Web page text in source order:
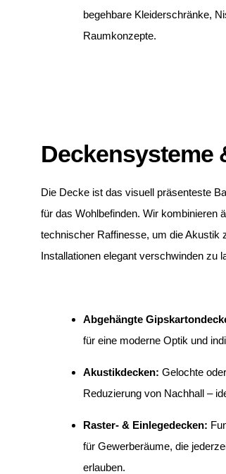
begehbare Kleiderschränke,
Raumkonzepte.
Deckensysteme
Die Decke ist das visuell präsenteste
für das Wohlbefinden. Wir kombinieren
technischer Raffinesse, um die Akustik
Installationen elegant verschwinden zu
Abgehängte
für eine moderne Optik und
Akustikdecken: Gelochte
Reduzierung von Nachhall –
Raster- & Einlegedecken:
für Gewerberäume, die
erlauben.